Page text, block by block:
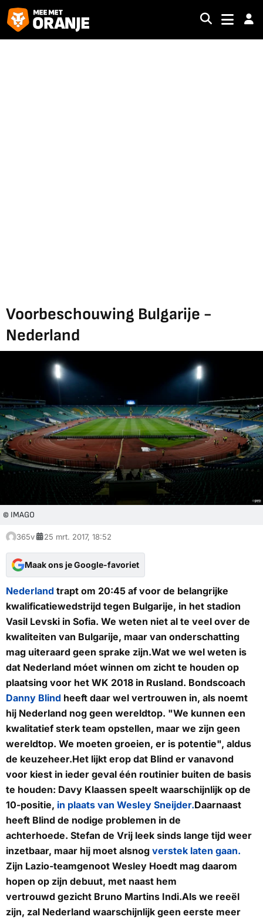
Voorbeschouwing Bulgarije -
Nederland
© IMAGO
365v 25 mrt. 2017, 18:52
Maak ons je Google-favoriet
Nederland trapt om 20:45 af voor de belangrijke
kwalificatiewedstrijd tegen Bulgarije, in het stadion
Vasil Levski in Sofia. We weten niet al te veel over de
kwaliteiten van Bulgarije, maar van onderschatting
mag uiteraard geen sprake zijn.Wat we wel weten is
dat Nederland móet winnen om zicht te houden op
plaatsing voor het WK 2018 in Rusland. Bondscoach
Danny Blind heeft daar wel vertrouwen in, als noemt
hij Nederland nog geen wereldtop. "We kunnen een
kwalitatief sterk team opstellen, maar we zijn geen
wereldtop. We moeten groeien, er is potentie", aldus
de keuzeheer.Het lijkt erop dat Blind er vanavond
voor kiest in ieder geval één routinier buiten de basis
te houden: Davy Klaassen speelt waarschijnlijk op de
10-positie, in plaats van Wesley Sneijder.Daarnaast
heeft Blind de nodige problemen in de
achterhoede. Stefan de Vrij leek sinds lange tijd weer
inzetbaar, maar hij moet alsnog verstek laten gaan.
Zijn Lazio-teamgenoot Wesley Hoedt mag daarom
hopen op zijn debuut, met naast hem
vertrouwd gezicht Bruno Martins Indi.Als we reeël
zijn, zal Nederland waarschijnlijk geen eerste meer